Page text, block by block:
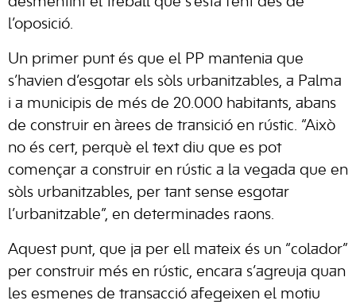
l’oposició.
Un primer punt és que el PP mantenia que
s’havien d’esgotar els sòls urbanitzables, a Palma
i a municipis de més de 20.000 habitants, abans
de construir en àrees de transició en rústic. “Això
no és cert, perquè el text diu que es pot
començar a construir en rústic a la vegada que en
sòls urbanitzables, per tant sense esgotar
l’urbanitzable”, en determinades raons.
Aquest punt, que ja per ell mateix és un “colador”
per construir més en rústic, encara s’agreuja quan
les esmenes de transacció afegeixen el motiu